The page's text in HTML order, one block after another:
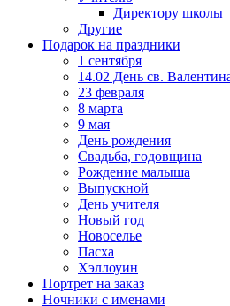
Директору школы
Другие
Подарок на праздники
1 сентября
14.02 День св.
23 февраля
8 марта
9 мая
День рождения
Свадьба, годовщина
Рождение малыша
Выпускной
День учителя
Новый год
Новоселье
Пасха
Хэллоуин
Портрет на заказ
Ночники с именами